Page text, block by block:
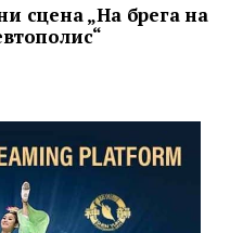
сцена „На брега на